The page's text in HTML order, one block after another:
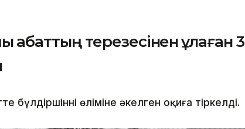
терезесінен құлаған 3
өліміне әкелген оқиға тіркелді.